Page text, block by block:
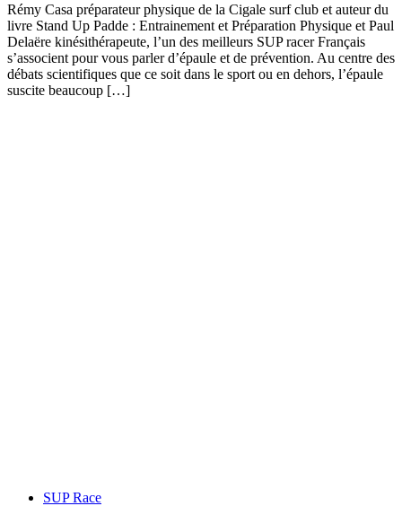
Rémy Casa préparateur physique de la Cigale surf club et auteur du
livre Stand Up Padde : Entrainement et Préparation Physique et Paul
Delaëre kinésithérapeute, l’un des meilleurs SUP racer Français
s’associent pour vous parler d’épaule et de prévention. Au centre des
débats scientifiques que ce soit dans le sport ou en dehors, l’épaule
suscite beaucoup […]
SUP Race